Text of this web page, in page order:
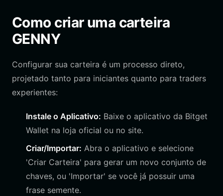
Como criar uma carteira
GENNY
Configurar sua carteira é um processo direto,
projetado tanto para iniciantes quanto para traders
experientes:
Instale o Aplicativo: Baixe o aplicativo da Bitget
Wallet na loja oficial ou no site.
Criar/Importar: Abra o aplicativo e selecione
'Criar Carteira' para gerar um novo conjunto de
chaves, ou 'Importar' se você já possuir uma
frase semente.